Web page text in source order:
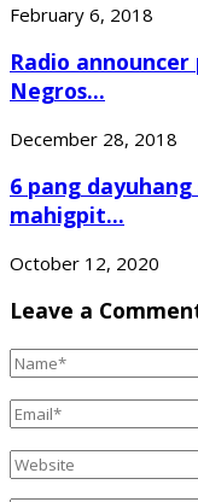
February 6, 2018
Radio
Negros...
December 28, 2018
6 pang
mahigpit...
October 12, 2020
Leave a